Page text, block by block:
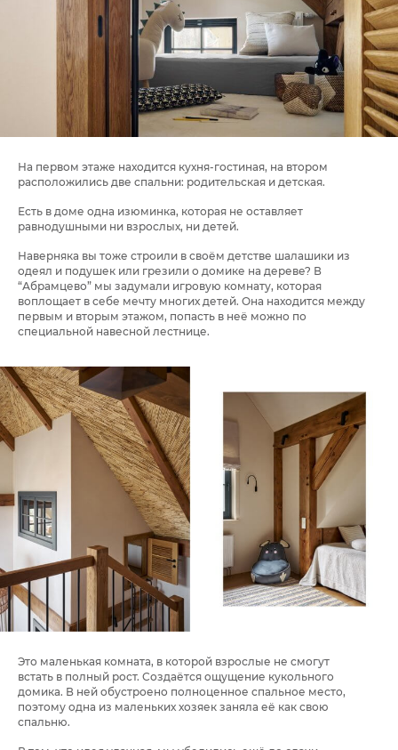
На первом этаже находится кухня-гостиная, на втором
расположились две спальни: родительская и детская.
Есть в доме одна изюминка, которая не оставляет
равнодушными ни взрослых, ни детей.
Наверняка вы тоже строили в своём детстве шалашики из
одеял и подушек или грезили о домике на дереве? В
“Абрамцево” мы задумали игровую комнату, которая
воплощает в себе мечту многих детей. Она находится между
первым и вторым этажом, попасть в неё можно по
специальной навесной лестнице.
Это маленькая комната, в которой взрослые не смогут
встать в полный рост. Создаётся ощущение кукольного
домика. В ней обустроено полноценное спальное место,
поэтому одна из маленьких хозяек заняла её как свою
спальню.